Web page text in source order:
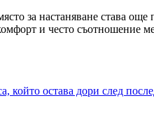
за настаняване става
и често съотношение
който остава дори след